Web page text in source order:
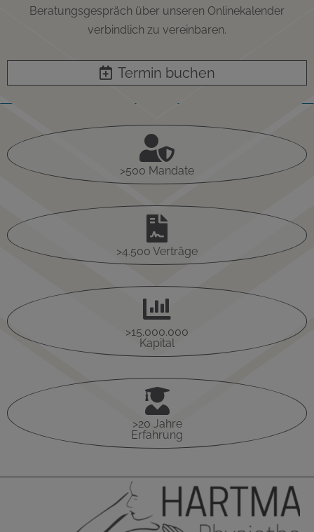
Beratungsgespräch über unseren Onlinekalender
verbindlich zu vereinbaren.
Termin buchen

>500 Mandate

>4.500 Verträge

>15.000.000
Kapital

>20 Jahre
Erfahrung